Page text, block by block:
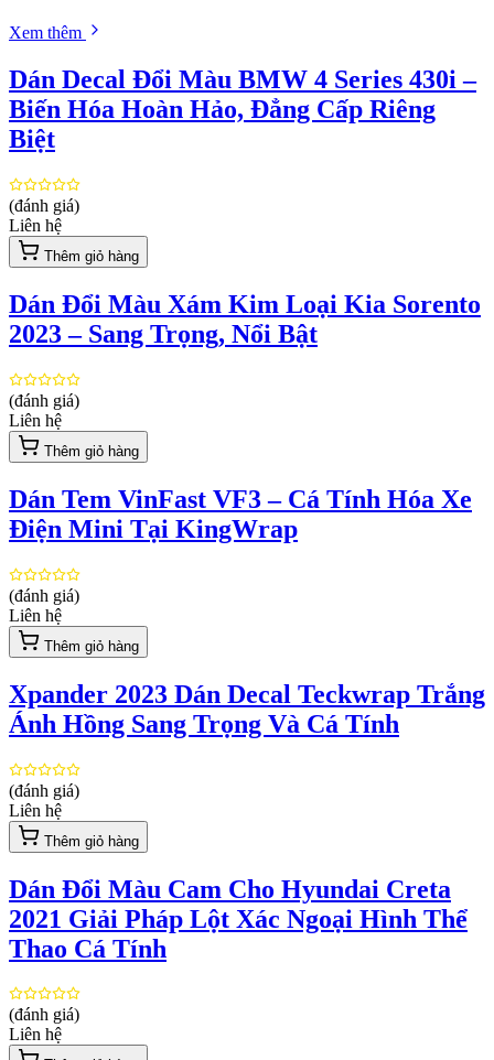
Xem thêm
Dán Decal Đổi Màu BMW 4 Series 430i –
Biến Hóa Hoàn Hảo, Đẳng Cấp Riêng
Biệt
(đánh giá)
Liên hệ
Thêm giỏ hàng
Dán Đổi Màu Xám Kim Loại Kia Sorento
2023 – Sang Trọng, Nổi Bật
(đánh giá)
Liên hệ
Thêm giỏ hàng
Dán Tem VinFast VF3 – Cá Tính Hóa Xe
Điện Mini Tại KingWrap
(đánh giá)
Liên hệ
Thêm giỏ hàng
Xpander 2023 Dán Decal Teckwrap Trắng
Ánh Hồng Sang Trọng Và Cá Tính
(đánh giá)
Liên hệ
Thêm giỏ hàng
Dán Đổi Màu Cam Cho Hyundai Creta
2021 Giải Pháp Lột Xác Ngoại Hình Thể
Thao Cá Tính
(đánh giá)
Liên hệ